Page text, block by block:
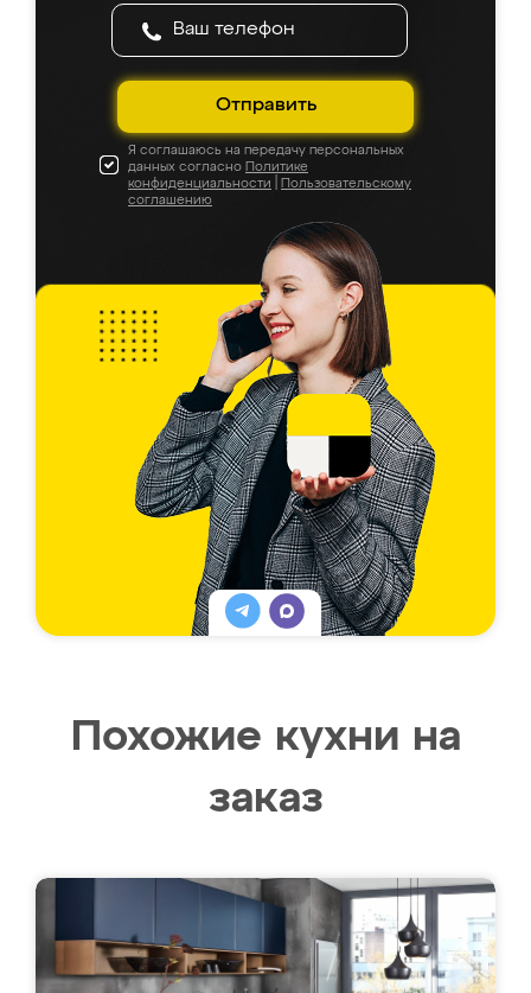
Отправить
Я соглашаюсь на передачу персональных
данных согласно Политике
конфиденциальности
Пользовательскому
соглашению
Похожие кухни на
заказ